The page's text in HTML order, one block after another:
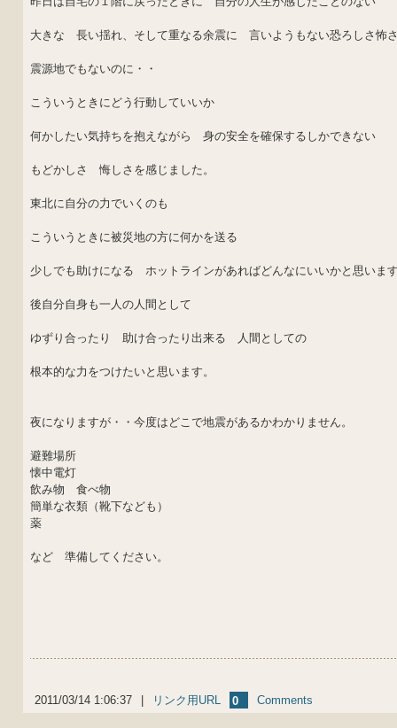
大きな 長い揺れ、そして重なる余震に 言いようもない恐ろしさ怖
震源地でもないのに・・
こういうときにどう行動していいか
何かしたい気持ちを抱えながら 身の安全を確保するしかできない
もどかしさ 悔しさを感じました。
東北に自分の力でいくのも
こういうときに被災地の方に何かを送る
少しでも助けになる ホットラインがあればどんなにいいかと思いま
後自分自身も一人の人間として
ゆずり合ったり 助け合ったり出来る 人間としての
根本的な力をつけたいと思います。
夜になりますが・・今度はどこで地震があるかわかりません。
避難場所
懐中電灯
飲み物 食べ物
簡単な衣類（靴下なども）
薬
など 準備してください。
2011/03/14 1:06:37 リンク用URL 0 Comments